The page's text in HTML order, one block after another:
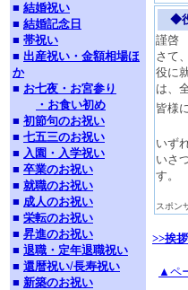
◆
謹啓
さて
役に
は、
皆様
いず
いさ
スポン
>>挨
▲ペ
■ 結婚祝い
■ 結婚記念日
■ 帯祝い
■ 出産祝い・金額相場ほ
か
■ お七夜・お宮参り
・お食い初め
■ 初節句のお祝い
■ 七五三のお祝い
■ 入園・入学祝い
■ 卒業のお祝い
■ 就職のお祝い
■ 成人のお祝い
■ 栄転のお祝い
■ 昇進のお祝い
■ 退職・定年退職祝い
■ 還暦祝い/長寿祝い
■ 新築のお祝い